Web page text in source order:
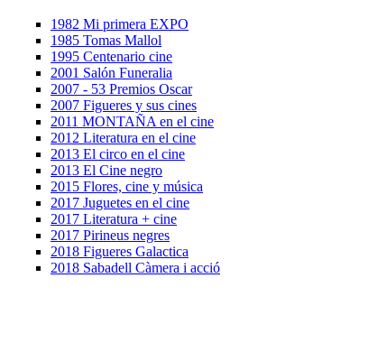
1982 Mi primera EXPO
1985 Tomas Mallol
1995 Centenario cine
2001 Salón Funeralia
2007 - 53 Premios Oscar
2007 Figueres y sus cines
2011 MONTAÑA en el cine
2012 Literatura en el cine
2013 El circo en el cine
2013 El Cine negro
2015 Flores, cine y música
2017 Juguetes en el cine
2017 Literatura + cine
2017 Pirineus negres
2018 Figueres Galactica
2018 Sabadell Càmera i acció